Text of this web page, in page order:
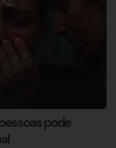
pode